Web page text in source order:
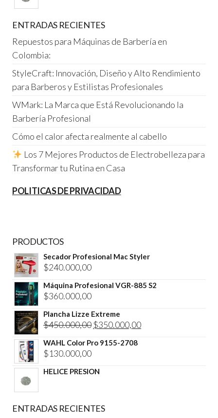
ENTRADAS RECIENTES
Repuestos para Máquinas de Barbería en
Colombia:
StyleCraft: Innovación, Diseño y Alto Rendimiento
para Barberos y Estilistas Profesionales
WMark: La Marca que Está Revolucionando la
Barbería Profesional
Cómo el calor afecta realmente al cabello
Los 7 Mejores Productos de Electrobelleza para
Transformar tu Rutina en Casa
POLITICAS DE PRIVACIDAD
PRODUCTOS
Secador Profesional Mac Styler
$240.000,00
Máquina Profesional VGR-885 S2
$360.000,00
Plancha Lizze Extreme
$450.000,00 El
precio
$350.000,00El
WAHL Color Pro 9155-2708
$130.000,00
HELICE PRESION
ENTRADAS RECIENTES